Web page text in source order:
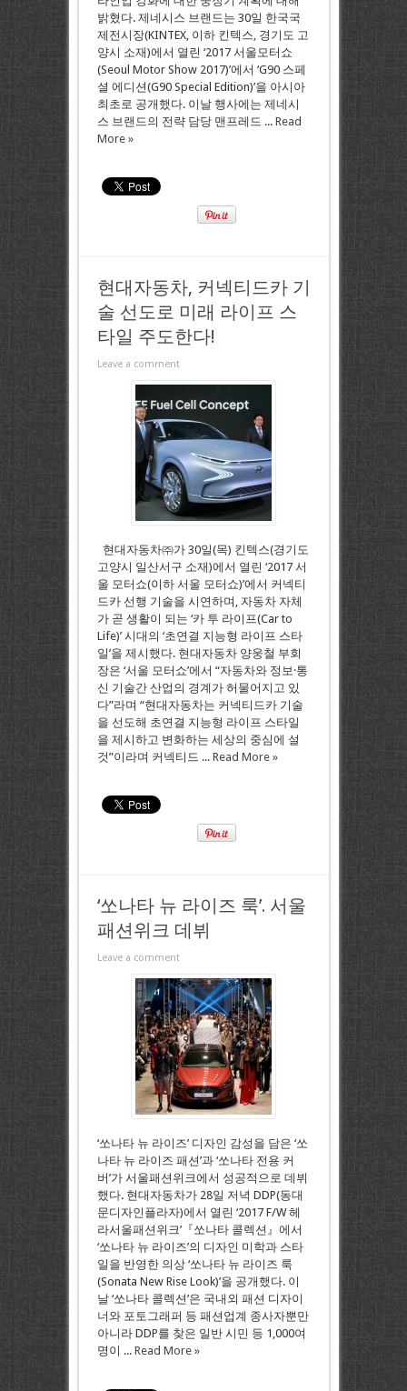
밝혔다. 제네시스 브랜드는 30일 한국국
제전시장(KINTEX, 이하 킨텍스, 경기도 고
양시 소재)에서 열린 ‘2017 서울모터쇼
(Seoul Motor Show 2017)’에서 ‘G90 스페
셜 에디션(G90 Special Edition)’을 아시아
최초로 공개했다. 이날 행사에는 제네시
스 브랜드의 전략 담당 맨프레드 ... Read
More »
현대자동차, 커넥티드카 기
술 선도로 미래 라이프 스
타일 주도한다!
Leave a comment
현대자동차㈜가 30일(목) 킨텍스(경기도
고양시 일산서구 소재)에서 열린 ‘2017 서
울 모터쇼(이하 서울 모터쇼)’에서 커넥티
드카 선행 기술을 시연하며, 자동차 자체
가 곧 생활이 되는 ‘카 투 라이프(Car to
Life)’ 시대의 ‘초연결 지능형 라이프 스타
일’을 제시했다. 현대자동차 양웅철 부회
장은 ‘서울 모터쇼’에서 “자동차와 정보·통
신 기술간 산업의 경계가 허물어지고 있
다”라며 “현대자동차는 커넥티드카 기술
을 선도해 초연결 지능형 라이프 스타일
을 제시하고 변화하는 세상의 중심에 설
것”이라며 커넥티드 ... Read More »
‘쏘나타 뉴 라이즈 룩’. 서울
패션위크 데뷔
Leave a comment
‘쏘나타 뉴 라이즈’ 디자인 감성을 담은 ‘쏘
나타 뉴 라이즈 패션’과 ‘쏘나타 전용 커
버’가 서울패션위크에서 성공적으로 데뷔
했다. 현대자동차가 28일 저녁 DDP(동대
문디자인플라자)에서 열린 ‘2017 F/W 헤
라서울패션위크’『쏘나타 콜렉션』에서
‘쏘나타 뉴 라이즈’의 디자인 미학과 스타
일을 반영한 의상 ‘쏘나타 뉴 라이즈 룩
(Sonata New Rise Look)’을 공개했다. 이
날 ‘쏘나타 콜렉션’은 국내외 패션 디자이
너와 포토그래퍼 등 패션업계 종사자뿐만
아니라 DDP를 찾은 일반 시민 등 1,000여
명이 ... Read More »